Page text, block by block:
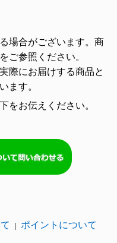
場合がございます。商
ご参照ください。
際にお届けする商品と
ます。
をお伝えください。
｜ ポイントについて